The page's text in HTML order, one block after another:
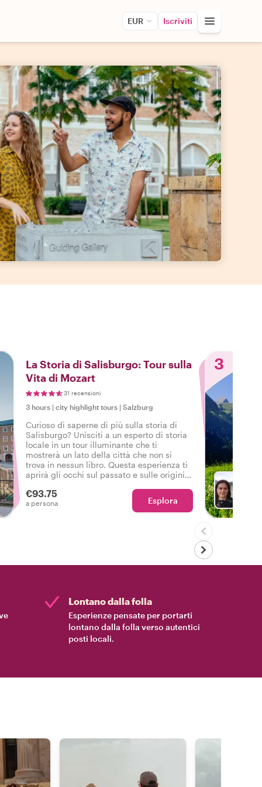
EUR Iscriviti
La Storia di Salisburgo: Tour sulla
Vita di Mozart
31 recensioni
3 hours | city highlight tours | Salzburg
Curioso di saperne di più sulla storia di
Salisburgo? Unisciti a un esperto di storia
locale in un tour illuminante che ti
mostrerà un lato della città che non si
trova in nessun libro. Questa esperienza ti
aprirà gli occhi sul passato e sulle origini
mentre impari la vita di Mozart.
€93.75
a persona Esplora
3
Lontano dalla folla
Esperienze pensate per portarti
lontano dalla folla verso autentici
posti locali.